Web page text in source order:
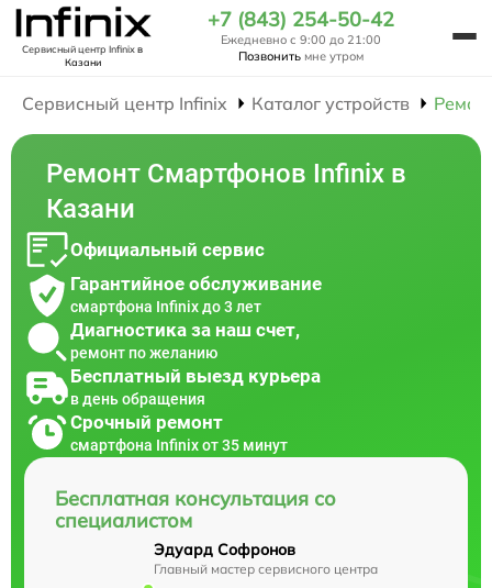
Сервисный центр Infinixв
Казани
+7 (843) 254-50-42
Ежедневно с 9:00 до 21:00
Позвонить мне утром
Сервисный центр Infinix Каталог устройств
Ремонт Смартфонов Infinix в
Казани
Официальный сервис
Гарантийное обслуживание
смартфона Infinix до 3 лет
Диагностика за наш счет,
ремонт по желанию
Бесплатный выезд курьера
в день обращения
Срочный ремонт
смартфона Infinix от 35 минут
Бесплатная консультация со
специалистом
Эдуард Софронов
Главный мастер сервисного центра